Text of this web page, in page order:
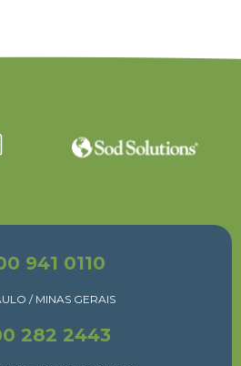
941 0110
/ MINAS GERAIS
282 2443